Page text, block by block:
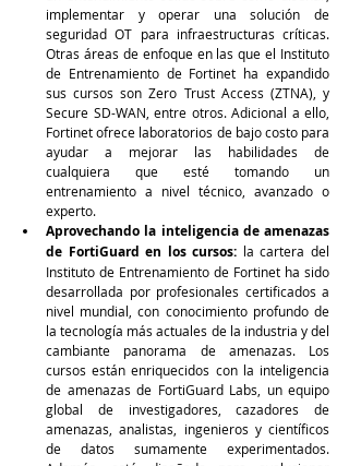
implementar y operar una solución de
seguridad OT para infraestructuras críticas.
Otras áreas de enfoque en las que el Instituto
de Entrenamiento de Fortinet ha expandido
sus cursos son Zero Trust Access (ZTNA), y
Secure SD-WAN, entre otros. Adicional a ello,
Fortinet ofrece laboratorios de bajo costo para
ayudar a mejorar las habilidades de
cualquiera que esté tomando un
entrenamiento a nivel técnico, avanzado o
experto.
Aprovechando la inteligencia de amenazas
de FortiGuard en los cursos: la cartera del
Instituto de Entrenamiento de Fortinet ha sido
desarrollada por profesionales certificados a
nivel mundial, con conocimiento profundo de
la tecnología más actuales de la industria y del
cambiante panorama de amenazas. Los
cursos están enriquecidos con la inteligencia
de amenazas de FortiGuard Labs, un equipo
global de investigadores, cazadores de
amenazas, analistas, ingenieros y científicos
de datos sumamente experimentados.